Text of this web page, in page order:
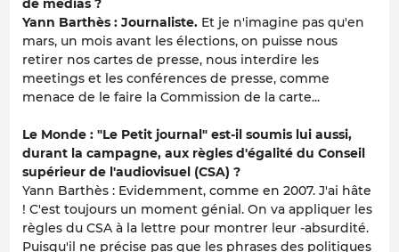
de médias ?
Yann Barthès : Journaliste. Et je n'imagine pas qu'en
mars, un mois avant les élections, on puisse nous
retirer nos cartes de presse, nous interdire les
meetings et les conférences de presse, comme
menace de le faire la Commission de la carte...
Le Monde : "Le Petit journal" est-il soumis lui aussi,
durant la campagne, aux règles d'égalité du Conseil
supérieur de l'audiovisuel (CSA) ?
Yann Barthès : Evidemment, comme en 2007. J'ai hâte
! C'est toujours un moment génial. On va appliquer les
règles du CSA à la lettre pour montrer leur -absurdité.
Puisqu'il ne précise pas que les phrases des politiques